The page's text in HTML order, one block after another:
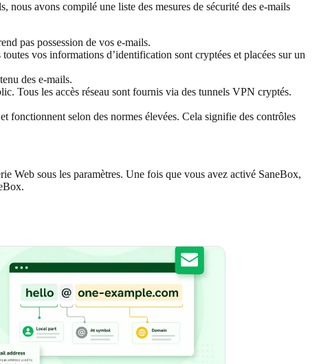
nous avons compilé une liste des mesures de sécurité des e-mails
pas possession de vos e-mails.
vos informations d’identification sont cryptées et placées sur un
des e-mails.
Tous les accès réseau sont fournis via des tunnels VPN cryptés.
fonctionnent selon des normes élevées. Cela signifie des contrôles
Web sous les paramètres. Une fois que vous avez activé SaneBox,